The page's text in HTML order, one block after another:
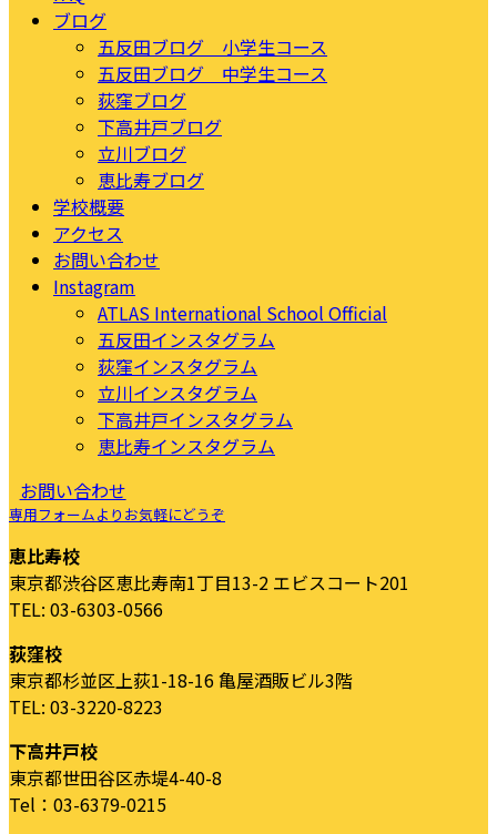
ブログ
五反田ブログ 小学生コース
五反田ブログ 中学生コース
荻窪ブログ
下高井戸ブログ
立川ブログ
恵比寿ブログ
学校概要
アクセス
お問い合わせ
Instagram
ATLAS International School Official
五反田インスタグラム
荻窪インスタグラム
立川インスタグラム
下高井戸インスタグラム
恵比寿インスタグラム
お問い合わせ
専用フォームよりお気軽にどうぞ
恵比寿校
東京都渋谷区恵比寿南1丁目13-2 エビスコート201
TEL: 03-6303-0566
荻窪校
東京都杉並区上荻1-18-16 亀屋酒販ビル3階
TEL: 03-3220-8223
下高井戸校
東京都世田谷区赤堤4-40-8
Tel：03-6379-0215